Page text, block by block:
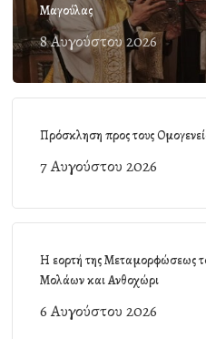
Μαγούλας
8 Αυγούστου 2026
Πρόσκληση προς τους
7 Αυγούστου 2026
Η εορτή της Μεταμορφώσεως
Μολάων και Ανθοχώρι
6 Αυγούστου 2026